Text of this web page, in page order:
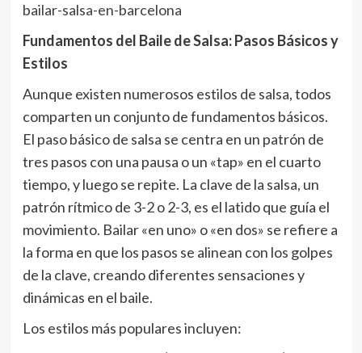
bailar-salsa-en-barcelona
Fundamentos del Baile de Salsa: Pasos Básicos y
Estilos
Aunque existen numerosos estilos de salsa, todos
comparten un conjunto de fundamentos básicos.
El paso básico de salsa se centra en un patrón de
tres pasos con una pausa o un «tap» en el cuarto
tiempo, y luego se repite. La clave de la salsa, un
patrón rítmico de 3-2 o 2-3, es el latido que guía el
movimiento. Bailar «en uno» o «en dos» se refiere a
la forma en que los pasos se alinean con los golpes
de la clave, creando diferentes sensaciones y
dinámicas en el baile.
Los estilos más populares incluyen: